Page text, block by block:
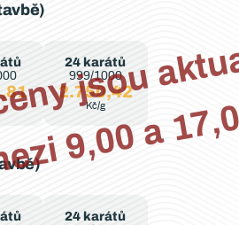
24 karátů
999/1000
2.750,42
Kč/g
24 karátů